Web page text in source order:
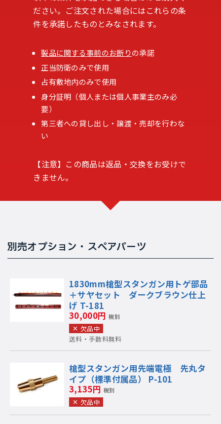
ださい。ご注文された場合にはこれらの条
件を承諾したものとみなされます。
製品に関する事前のお断りの承諾
正当防衛のみで使用
占有敷地内のみで使用
身分証明（個人または個人事業主のみ必
要）
第三者への貸し出し・譲渡・売却を行わな
い
【注意】この商品は返品・交換をお受けで
きません。
別売オプション・スペアパーツ
1830mm槍型スタンガン用トゲ部品
＋サヤセット ダークブラウン仕上
げ T-181
30,000円 税別
欠品中
送料・手数料無料
槍型スタンガン用先端電極 先丸タ
イプ（標準付属品） P-101
3,135円 税別
欠品中